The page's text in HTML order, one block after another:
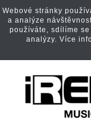
Webové stránky
a analýze
používáte, sdílíme
analýzy. Více